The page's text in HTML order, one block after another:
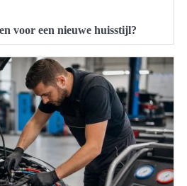
voor een nieuwe huisstijl?